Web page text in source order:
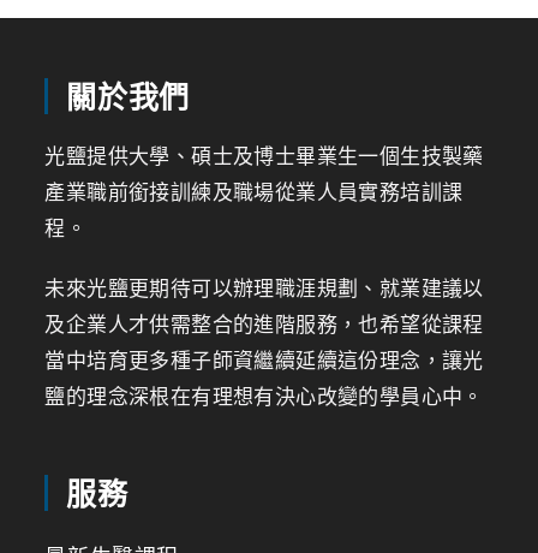
關於我們
光鹽提供大學、碩士及博士畢業生一個生技製藥
產業職前銜接訓練及職場從業人員實務培訓課
程。
未來光鹽更期待可以辦理職涯規劃、就業建議以
及企業人才供需整合的進階服務，也希望從課程
當中培育更多種子師資繼續延續這份理念，讓光
鹽的理念深根在有理想有決心改變的學員心中。
服務